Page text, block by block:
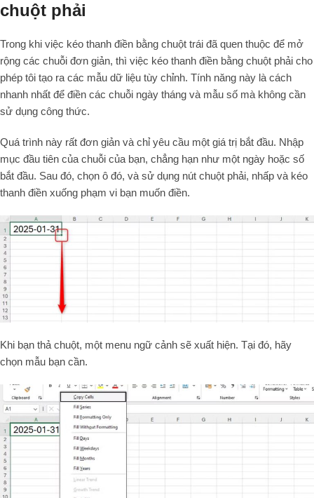
chuột phải
Trong khi việc kéo thanh điền bằng chuột trái đã quen thuộc để mở
rộng các chuỗi đơn giản, thì việc kéo thanh điền bằng chuột phải cho
phép tôi tạo ra các mẫu dữ liệu tùy chỉnh. Tính năng này là cách
nhanh nhất để điền các chuỗi ngày tháng và mẫu số mà không cần
sử dụng công thức.
Quá trình này rất đơn giản và chỉ yêu cầu một giá trị bắt đầu. Nhập
mục đầu tiên của chuỗi của bạn, chẳng hạn như một ngày hoặc số
bắt đầu. Sau đó, chọn ô đó, và sử dụng nút chuột phải, nhấp và kéo
thanh điền xuống phạm vi bạn muốn điền.
Khi bạn thả chuột, một menu ngữ cảnh sẽ xuất hiện. Tại đó, hãy
chọn mẫu bạn cần.